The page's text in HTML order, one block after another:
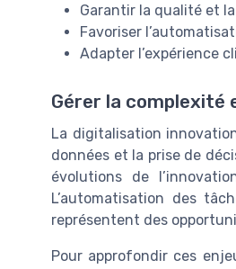
Garantir la qualité et
Favoriser
Adapter l’expérience
Gérer la complexité
La digitalisation
données et la prise de
évolutions de
L’automatisation des
représentent des
Pour approfondir ces